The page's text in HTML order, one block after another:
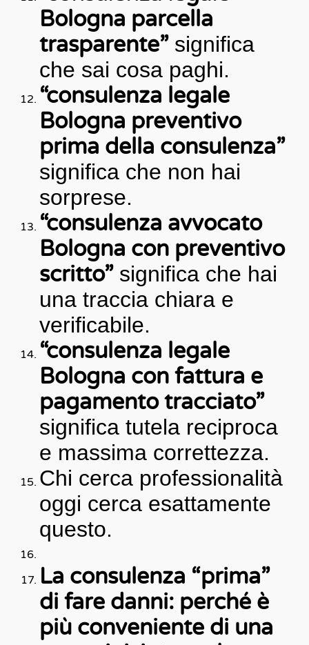
Bologna parcella
trasparente”significa
che sai cosa paghi.
“consulenza legale
Bologna preventivo
prima della consulenza”
significa che non hai
sorprese.
“consulenza avvocato
Bologna con preventivo
scritto”significa che hai
una traccia chiara e
verificabile.
“consulenza legale
Bologna con fattura e
pagamento tracciato”
significa tutela reciproca
e massima correttezza.
Chi cerca professionalità
oggi cerca esattamente
questo.
La consulenza “prima”
di fare danni: perché è
più conveniente di una